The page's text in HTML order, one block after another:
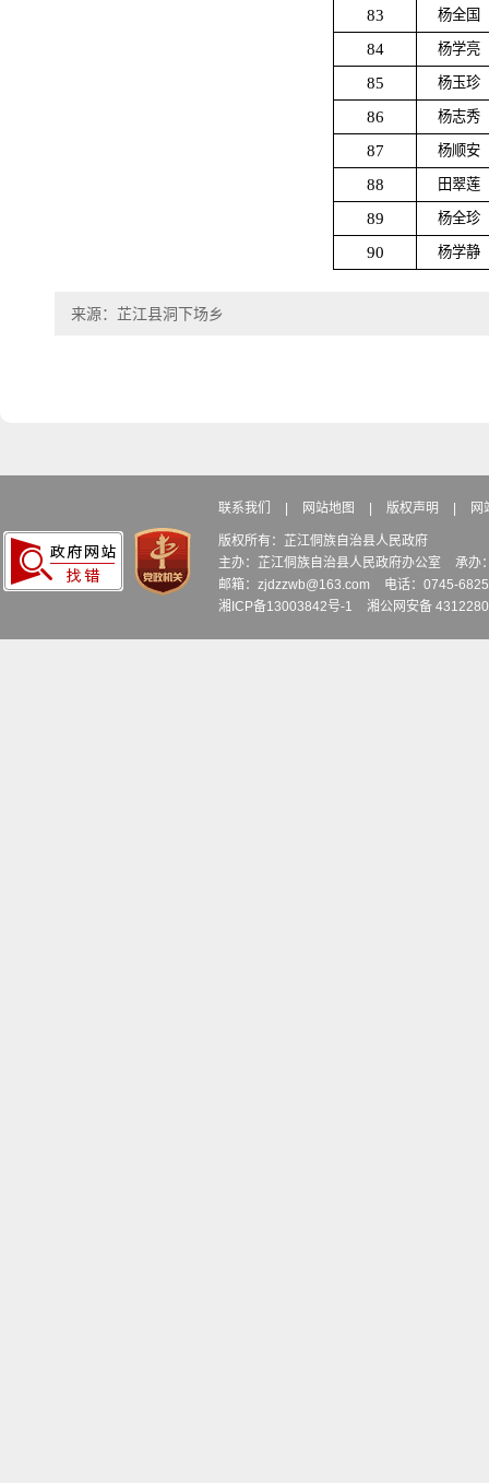
83 杨全国
84 杨学亮
85 杨玉珍
86 杨志秀
87 杨顺安
88 田翠莲
89 杨全珍
90 杨学静
来源：芷江县洞下场乡
联系我们 网站地图 版权声明 网
版权所有：芷江侗族自治县人民政府
主办：芷江侗族自治县人民政府办公室
承办
邮箱：zjdzzwb@163.com
电话：0745-
湘ICP备13003842号-1
湘公网安备